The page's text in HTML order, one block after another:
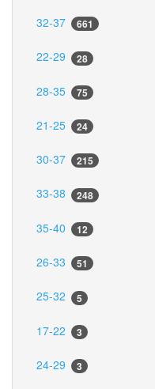
32-37 661
22-29 28
28-35 75
21-25 24
30-37 215
33-38 248
35-40 12
26-33 51
25-32 5
17-22 3
24-29 3